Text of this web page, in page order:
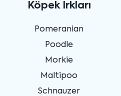
Köpek Irkları
Pomeranian
Poodle
Morkie
Maltipoo
Schnauzer